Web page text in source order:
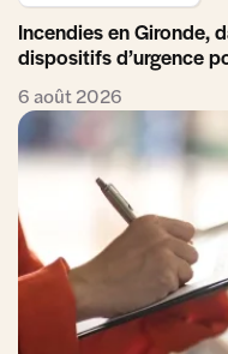
Incendies en Gironde,
dispositifs d’urgence
6 août 2026